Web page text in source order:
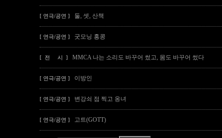
[ 연극/공연 ] 둘, 셋, 산책
[ 연극/공연 ] 굿모닝 홍콩
[ 전 시 ] MMCA 나는 소리도 바꾸어 썼고, 몸도 바꾸어 썼다
[ 연극/공연 ] 이방인
[ 연극/공연 ] 변강쇠 점 찍고 옹녀
[ 연극/공연 ] 고트(GOTT)